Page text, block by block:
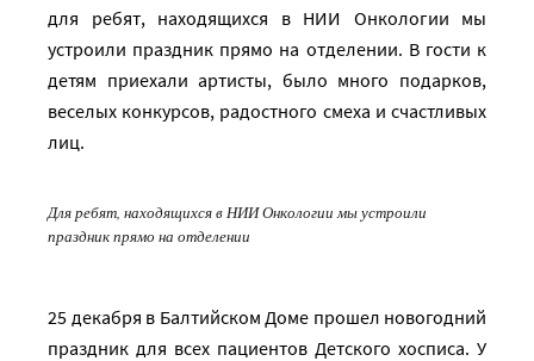
для ребят, находящихся в НИИ Онкологии мы
устроили праздник прямо на отделении. В гости к
детям приехали артисты, было много подарков,
веселых конкурсов, радостного смеха и счастливых
лиц.
Для ребят, находящихся в НИИ Онкологии мы устроили
праздник прямо на отделении
25 декабря в Балтийском Доме прошел новогодний
праздник для всех пациентов Детского хосписа. У